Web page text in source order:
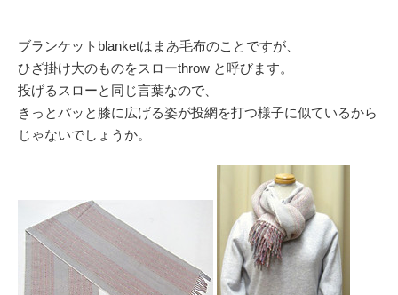
ブランケットblanketはまあ毛布のことですが、
ひざ掛け大のものをスローthrow と呼びます。
投げるスローと同じ言葉なので、
きっとパッと膝に広げる姿が投網を打つ様子に似ているから
じゃないでしょうか。